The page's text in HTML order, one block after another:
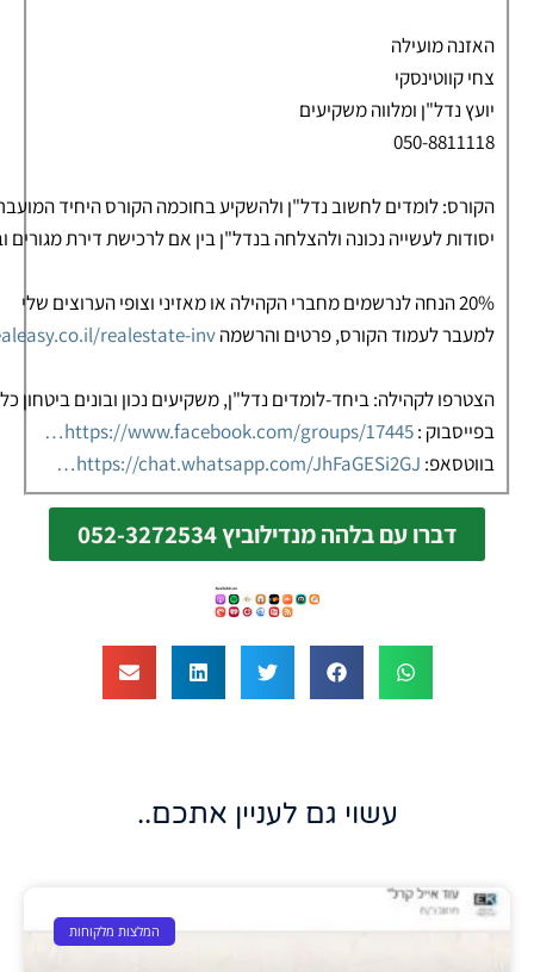
האזנה מועילה
צחי קווטינסקי
יועץ נדל"ן ומלווה משקיעים
050-8811118
הקורס: לומדים לחשוב נדל"ן ולהשקיע בחוכמה הקורס היחיד
יסודות לעשייה נכונה ולהצלחה בנדל"ן בין אם לרכישת דירת
20% הנחה לנרשמים מחברי הקהילה או מאזיני וצופי הערוצים שלי
למעבר לעמוד הקורס, פרטים והרשמהrealestate-inv…
הצטרפו לקהילה: ביחד-לומדים נדל"ן, משקיעים נכון ובונים ביטחון
בפייסבוק :https://www.facebook.com/groups/17445…
בווטסאפ: https://chat.whatsapp.com/JhFaGESi2GJ…
דברו עם בלהה מנדילוביץ 052-3272534
עשוי גם לעניין אתכם..
המלצות מלקוחות